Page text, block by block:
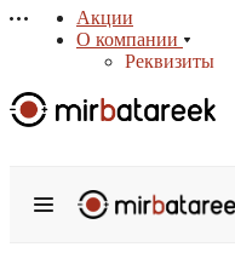
Акции
О компании
Реквизиты
Отзывы
Статьи
Услуги